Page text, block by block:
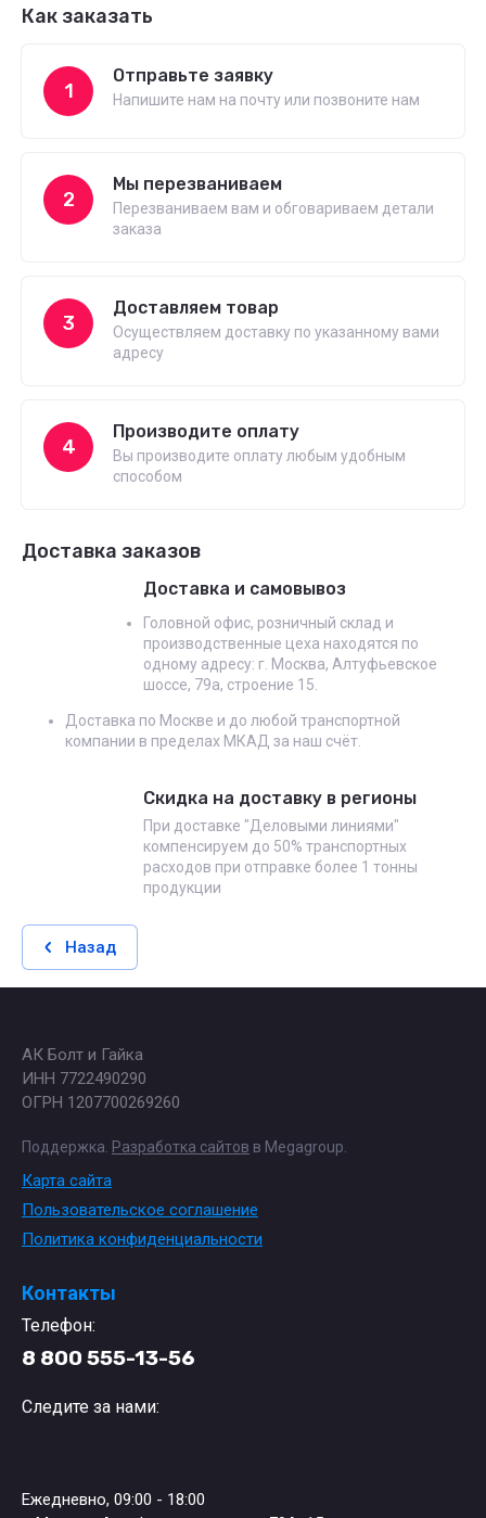
Как заказать
1
Отправьте заявку
Напишите нам на почту или позвоните нам
2
Мы перезваниваем
Перезваниваем вам и обговариваем детали
заказа
3
Доставляем товар
Осуществляем доставку по указанному вами
адресу
4
Производите оплату
Вы производите оплату любым удобным
способом
Доставка заказов
Доставка и самовывоз
Головной офис, розничный склад и
производственные цеха находятся по
одному адресу: г. Москва, Алтуфьевское
шоссе, 79а, строение 15.
Доставка по Москве и до любой транспортной
компании в пределах МКАД за наш счёт.
Скидка на доставку в регионы
При доставке "Деловыми линиями"
компенсируем до 50% транспортных
расходов при отправке более 1 тонны
продукции
Назад
АК Болт и Гайка
ИНН 7722490290
ОГРН 1207700269260
Поддержка. Разработка сайтов в Megagroup.
Карта сайта
Пользовательское соглашение
Политика конфиденциальности
Контакты
Телефон:
8 800 555-13-56
Следите за нами:
Ежедневно, 09:00 - 18:00